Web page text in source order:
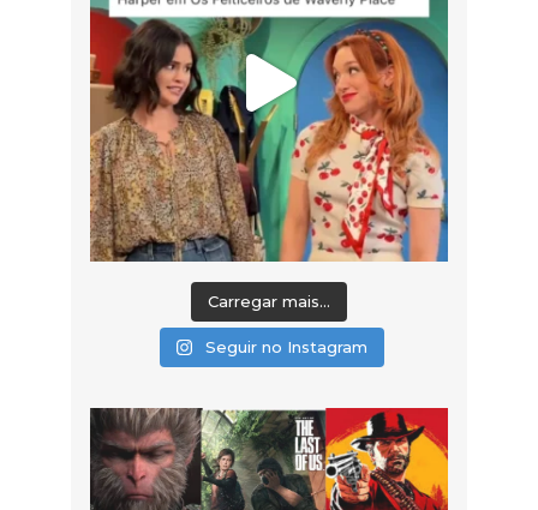
Carregar mais...
Seguir no Instagram